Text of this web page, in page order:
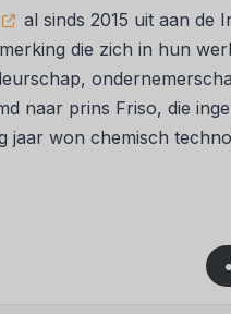
al sinds 2015 uit aan de
die zich in hun
naar prins Friso, die
jaar won chemisch